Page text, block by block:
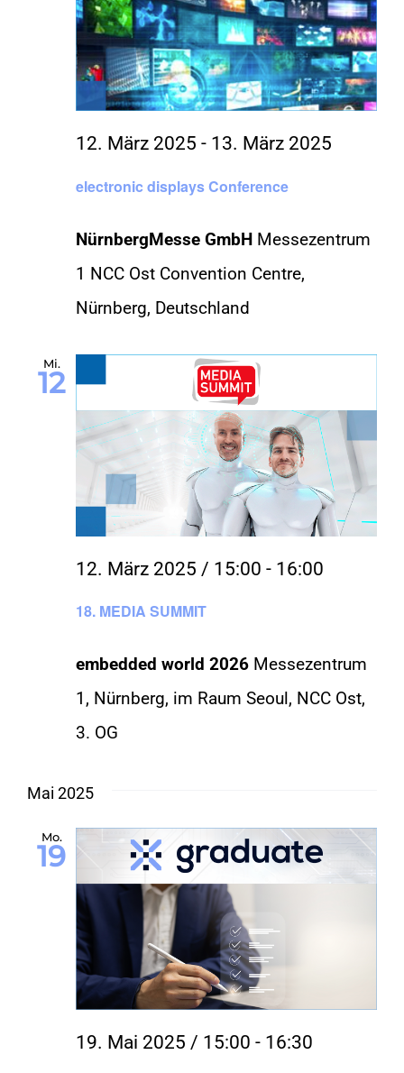
electronic displays Conference
12. März 2025 - 13. März 2025
NürnbergMesse GmbH Messezentrum
1 NCC Ost Convention Centre,
Nürnberg, Deutschland
Mi.
12
18. MEDIA SUMMIT
12. März 2025 / 15:00 - 16:00
embedded world 2026 Messezentrum
1, Nürnberg, im Raum Seoul, NCC Ost,
3. OG
Mai 2025
Mo.
19
19. Mai 2025 / 15:00 - 16:30